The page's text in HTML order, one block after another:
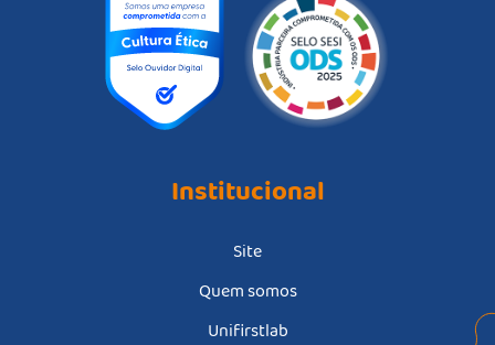
Institucional
Site
Quem somos
Unifirstlab